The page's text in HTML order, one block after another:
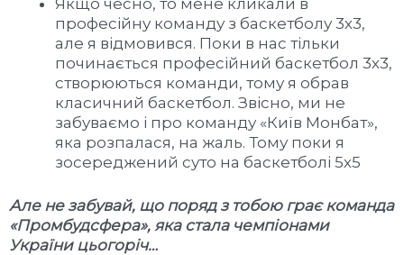
Якщо чесно, то мене кликали в
професійну команду з баскетболу 3х3,
але я відмовився. Поки в нас тільки
починається професійний баскетбол 3х3,
створюються команди, тому я обрав
класичний баскетбол. Звісно, ми не
забуваємо і про команду «Київ Монбат»,
яка розпалася, на жаль. Тому поки я
зосереджений суто на баскетболі 5х5
Але не забувай, що поряд з тобою грає команда
«Промбудсфера», яка стала чемпіонами
України цьогоріч…